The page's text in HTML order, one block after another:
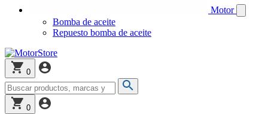
Motor
Bomba de aceite
Repuesto bomba de aceite
0
0